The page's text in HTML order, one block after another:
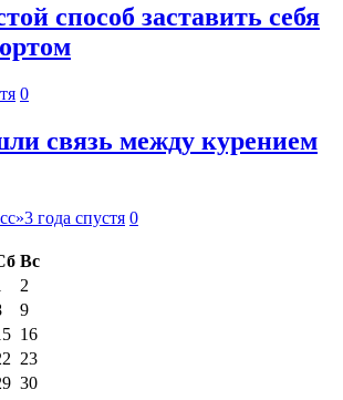
способ заставить себя
0
связь между курением
3 года спустя 0
Вс
2
9
16
23
30